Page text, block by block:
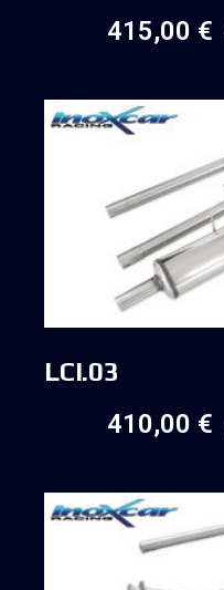
415,00 €
LCI.03
410,00 €